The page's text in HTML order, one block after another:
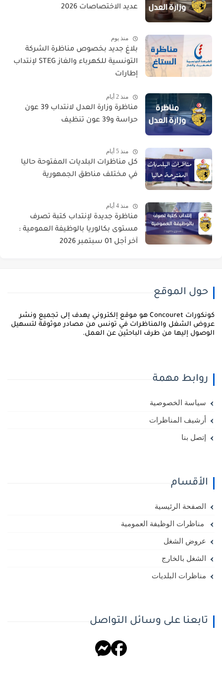
عديد الاختصاصات 2026
منذ يوم
بلاغ جديد بخصوص مناظرة الشركة
التونسية للكهرباء والغاز STEG لإنتداب
إطارات
منذ 2 أيام
مناظرة وزارة العدل لانتداب 39 عون
حراسة و39 عون تنظيف
منذ 5 أيام
كل مناظرات البلديات المفتوحة حاليا
في مختلف مناطق الجمهورية
منذ 4 أيام
مناظرة جديدة لإنتداب كتبة تصرف
مستوى بكالوريا بالوظيفة العمومية :
آخر أجل 01 سبتمبر 2026
حول الموقع
كونكورات Concouret هو موقع إلكتروني يهدف إلى تجميع ونشر
الشغل والمناظرات في تونس من مصادر موثوقة لتسهيل
إليها من طرف الباحثين عن العمل.
روابط مهمة
سياسة الخصوصية
أرشيف المناظرات
إتصل بنا
الأقسام
الصفحة الرئيسية
مناظرات الوظيفة العمومية
عروض الشغل
الشغل بالخارج
مناظرات البلديات
تابعنا على وسائل التواصل